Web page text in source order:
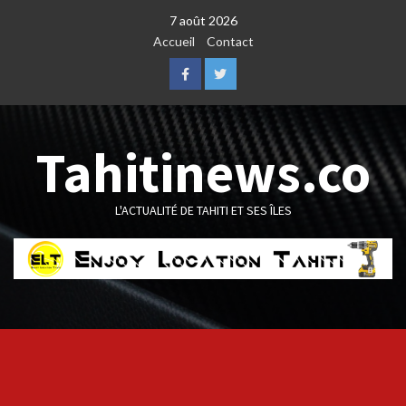
7 août 2026
Accueil
Contact
FacebookTwitter
Tahitinews.co
L'ACTUALITÉ DE TAHITI ET SES ÎLES